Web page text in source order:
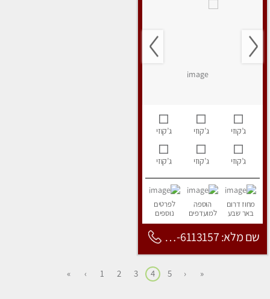
ג’קוזי ג’קוזי ג’קוזי
ג’קוזי ג’קוזי ג’קוזי
מחוז דרום
באר שבע
הוספה
למועדפים
לפרטים
נוספים
שם מלא: 053-6113157
«
‹
5
4
3
2
1
›
»